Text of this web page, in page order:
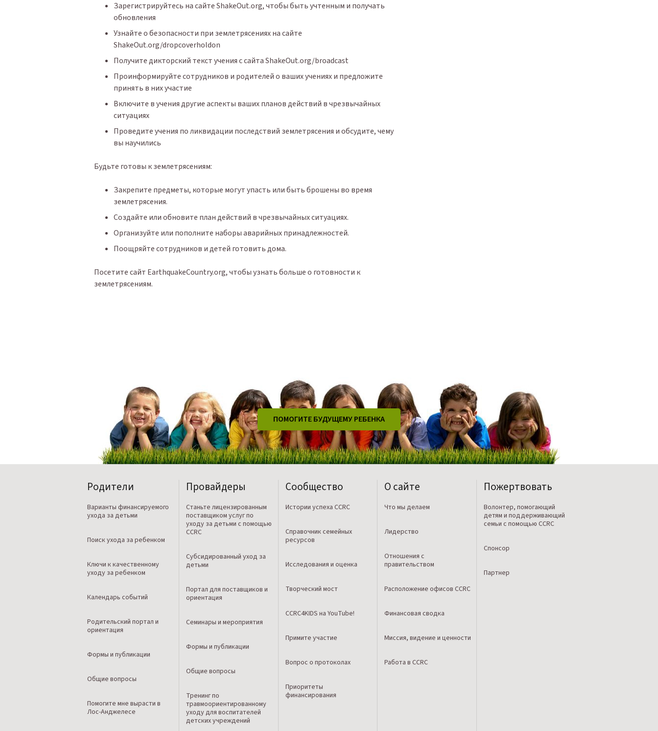
Зарегистрируйтесь на сайте ShakeOut.org, чтобы быть учтенным и получать
обновления
Узнайте о безопасности при землетрясениях на сайте
ShakeOut.org/dropcoverholdon
Получите дикторский текст учения с сайта ShakeOut.org/broadcast
Проинформируйте сотрудников и родителей о ваших учениях и предложите
принять в них участие
Включите в учения другие аспекты ваших планов действий в чрезвычайных
ситуациях
Проведите учения по ликвидации последствий землетрясения и обсудите, чему
вы научились
Будьте готовы к землетрясениям:
Закрепите предметы, которые могут упасть или быть брошены во время
землетрясения.
Создайте или обновите план действий в чрезвычайных ситуациях.
Организуйте или пополните наборы аварийных принадлежностей.
Поощряйте сотрудников и детей готовить дома.
Посетите сайт EarthquakeCountry.org, чтобы узнать больше о готовности к
землетрясениям.
ПОМОГИТЕ БУДУЩЕМУ РЕБЕНКА
Родители
Варианты финансируемого
ухода за детьми
Поиск ухода за ребенком
Ключи к качественному
уходу за ребенком
Календарь событий
Родительский портал и
ориентация
Формы и публикации
Общие вопросы
Помогите мне вырасти в
Лос-Анджелесе
Провайдеры
Станьте лицензированным
поставщиком услуг по
уходу за детьми с помощью
CCRC
Субсидированный уход за
детьми
Портал для поставщиков и
ориентация
Семинары и мероприятия
Формы и публикации
Общие вопросы
Тренинг по
травмоориентированному
уходу для воспитателей
детских учреждений
Сообщество
Истории успеха CCRC
Справочник семейных
ресурсов
Исследования и оценка
Творческий мост
CCRC4KIDS на YouTube!
Примите участие
Вопрос о протоколах
Приоритеты
финансирования
О сайте
Что мы делаем
Лидерство
Отношения с
правительством
Расположение офисов CCRC
Финансовая сводка
Миссия, видение и ценности
Работа в CCRC
Пожертвовать
Волонтер, помогающий
детям и поддерживающий
семьи с помощью CCRC
Спонсор
Партнер